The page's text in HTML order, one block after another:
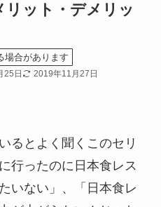
リット・デメリッ
場合があります
25日 2019年11月27日
るとよく聞くこのセリ
行ったのに日本食レス
いない」、「日本食レ